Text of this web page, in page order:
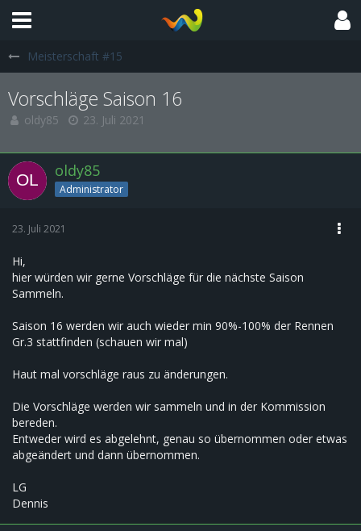
Meisterschaft #15
Vorschläge Saison 16
oldy85 23. Juli 2021
oldy85
Administrator
23. Juli 2021
Hi,
hier würden wir gerne Vorschläge für die nächste Saison
Sammeln.
Saison 16 werden wir auch wieder min 90%-100% der Rennen
Gr.3 stattfinden (schauen wir mal)
Haut mal vorschläge raus zu änderungen.
Die Vorschläge werden wir sammeln und in der Kommission
bereden.
Entweder wird es abgelehnt, genau so übernommen oder etwas
abgeändert und dann übernommen.
LG
Dennis